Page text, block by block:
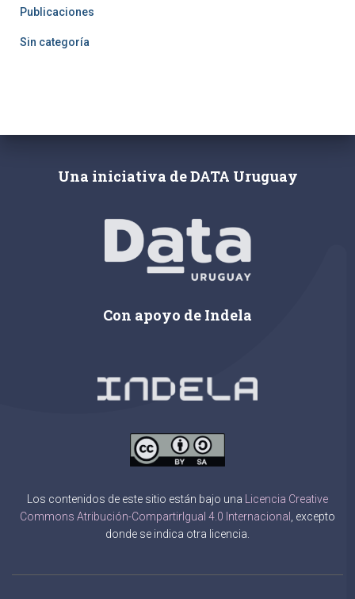
Publicaciones
Sin categoría
Una iniciativa de DATA Uruguay
Con apoyo de Indela
Los contenidos de este sitio están bajo una
Licencia Creative
Commons Atribución-CompartirIgual 4.0 Internacional
, excepto
donde se indica otra licencia.